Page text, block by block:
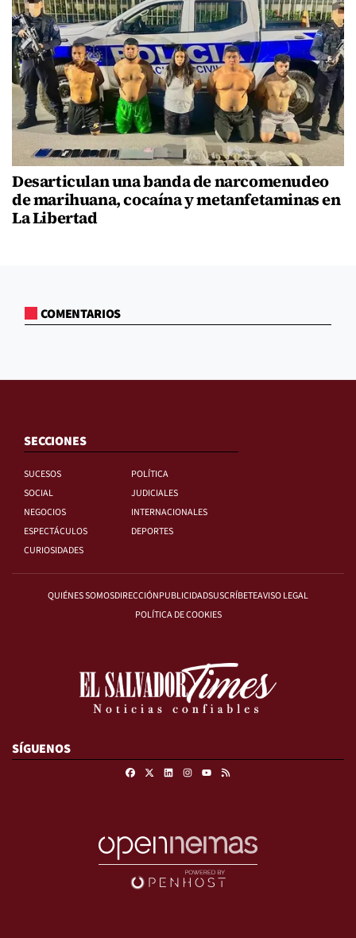
Desarticulan una banda de narcomenudeo
de marihuana, cocaína y metanfetaminas en
La Libertad
COMENTARIOS
SECCIONES
SUCESOS
POLÍTICA
SOCIAL
JUDICIALES
NEGOCIOS
INTERNACIONALES
ESPECTÁCULOS
DEPORTES
CURIOSIDADES
QUIÉNES SOMOSDIRECCIÓNPUBLICIDADSUSCRÍBETEAVISO LEGAL
POLÍTICA DE COOKIES
SÍGUENOS
FacebookLinkedinInstagram